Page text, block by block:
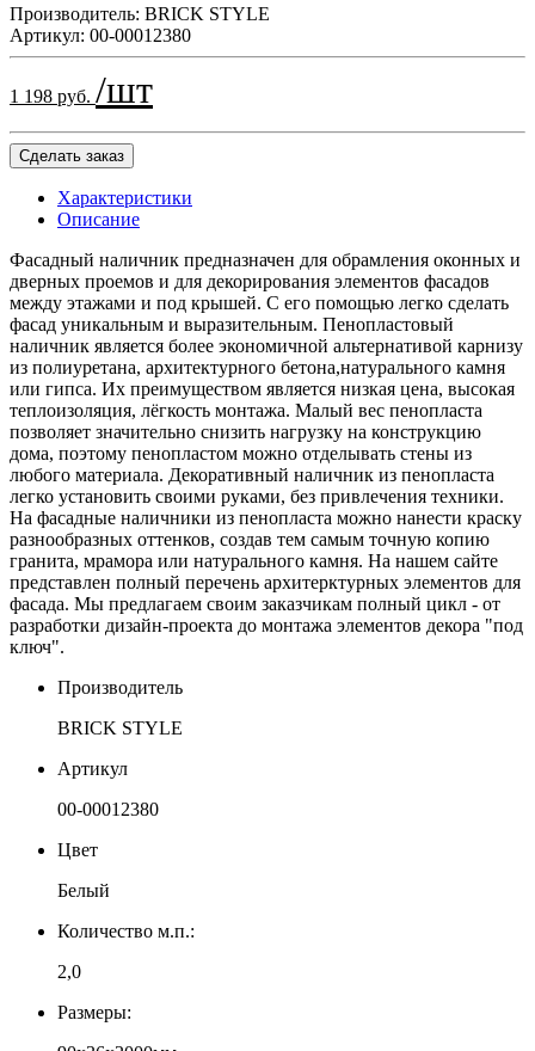
Производитель: BRICK STYLE
Артикул: 00-00012380
1 198 руб. /шт
Сделать заказ
Характеристики
Описание
Фасадный наличник предназначен для обрамления оконных и
дверных проемов и для декорирования элементов фасадов
между этажами и под крышей. С его помощью легко сделать
фасад уникальным и выразительным. Пенопластовый
наличник является более экономичной альтернативой карнизу
из полиуретана, архитектурного бетона,натурального камня
или гипса. Их преимуществом является низкая цена, высокая
теплоизоляция, лёгкость монтажа. Малый вес пенопласта
позволяет значительно снизить нагрузку на конструкцию
дома, поэтому пенопластом можно отделывать стены из
любого материала. Декоративный наличник из пенопласта
легко установить своими руками, без привлечения техники.
На фасадные наличники из пенопласта можно нанести краску
разнообразных оттенков, создав тем самым точную копию
гранита, мрамора или натурального камня. На нашем сайте
представлен полный перечень архитерктурных элементов для
фасада. Мы предлагаем своим заказчикам полный цикл - от
разработки дизайн-проекта до монтажа элементов декора "под
ключ".
Производитель
BRICK STYLE
Артикул
00-00012380
Цвет
Белый
Количество м.п.:
2,0
Размеры: